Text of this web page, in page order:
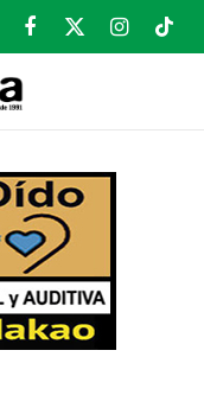
Facebook
X
Instagram